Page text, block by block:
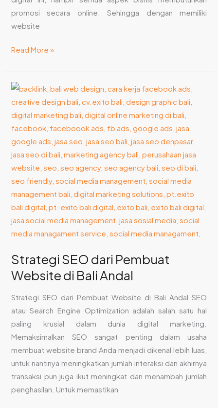
promosi secara online. Sehingga dengan memiliki
website
Read More »
Strategi SEO dari Pembuat
Website di Bali Andal
Strategi SEO dari Pembuat Website di Bali Andal SEO
atau Search Engine Optimization adalah salah satu hal
paling krusial dalam dunia digital marketing.
Memaksimalkan SEO sangat penting dalam usaha
membuat website brand Anda menjadi dikenal lebih luas,
untuk nantinya meningkatkan jumlah interaksi dan akhirnya
transaksi pun juga ikut meningkat dan menambah jumlah
penghasilan. Untuk memastikan
Strategi
SEO
dari
Pembuat
Website
di
Bali
Andal